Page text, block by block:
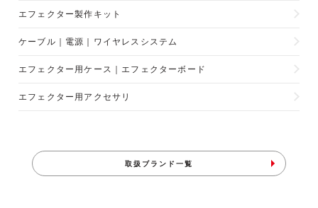
エフェクター製作キット
ケーブル｜電源｜ワイヤレスシステム
エフェクター用ケース｜エフェクターボード
エフェクター用アクセサリ
取扱ブランド一覧